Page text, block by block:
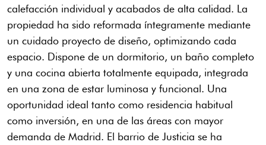
calefacción individual y acabados de alta calidad. La
propiedad ha sido reformada íntegramente mediante
un cuidado proyecto de diseño, optimizando cada
espacio. Dispone de un dormitorio, un baño completo
y una cocina abierta totalmente equipada, integrada
en una zona de estar luminosa y funcional. Una
oportunidad ideal tanto como residencia habitual
como inversión, en una de las áreas con mayor
demanda de Madrid. El barrio de Justicia se ha